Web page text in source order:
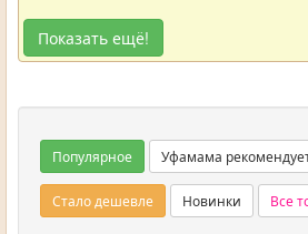
Показать ещё!
Популярное Уфамама
Стало дешевле Новинки Все